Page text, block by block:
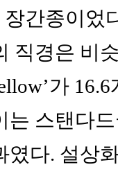
장간종이었
직경은 비
가
는 스탠다
다. 설상